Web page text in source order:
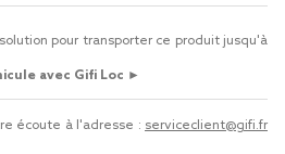
pour transporter ce produit jusqu'à
avec Gifi Loc ►
écoute à l'adresse : serviceclient@gifi.fr